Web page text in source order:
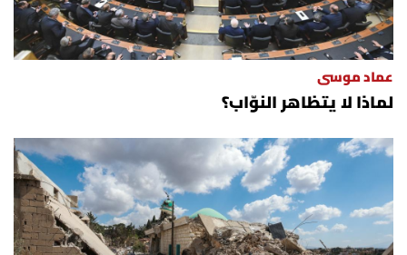
عماد موسى
لماذا لا يتظاهر النوّاب؟